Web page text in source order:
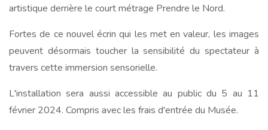
artistique derrière le court métrage Prendre le Nord.
Fortes de ce nouvel écrin qui les met en valeur, les images
peuvent désormais toucher la sensibilité du spectateur à
travers cette immersion sensorielle.
L'installation sera aussi accessible au public du 5 au 11
février 2024. Compris avec les frais d'entrée du Musée.